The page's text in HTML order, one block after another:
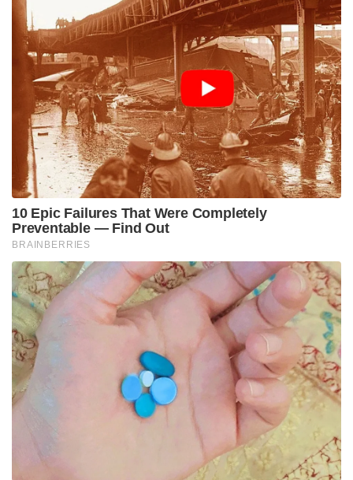
സെഞ്ച്വറിയും 5 അർധസെഞ്ച്വറികളും ഉൾപ്പെടെയാണ്
താരം സ്കോർ ചെയ്തത്. രാജസ്ഥാന്റെ ഈ
സീസണിലെ മുഴുവൻ യാത്രയും താരത്തിന്റെ
ചിറകിലേറിയായിരുന്നു.
Tags: RR Vs GT vaibhav suryavanshi ipl 2026